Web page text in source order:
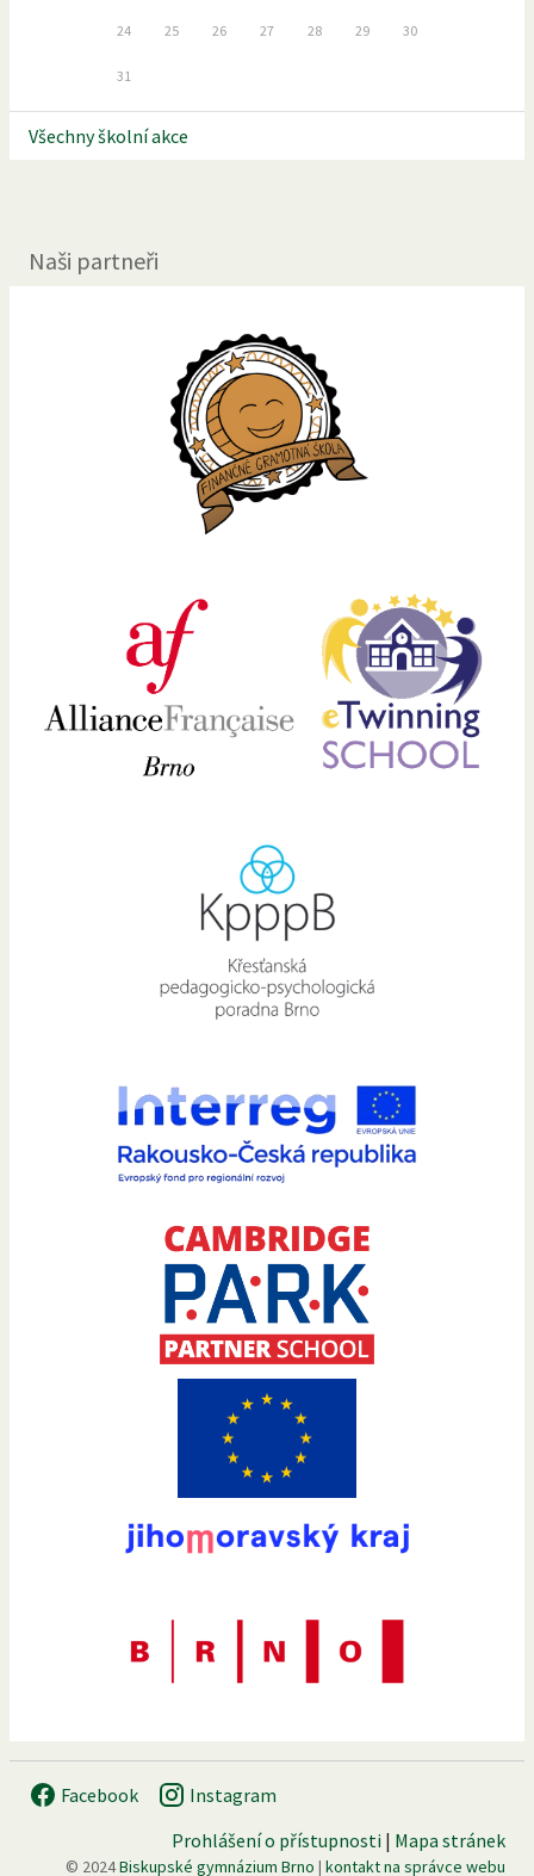
24 25 26 27 28 29 30
31
Všechny školní akce
Naši partneři
Facebook
Instagram
Prohlášení o přístupnosti | Mapa stránek
© 2024Biskupské gymnázium Brno | kontakt na správce webu